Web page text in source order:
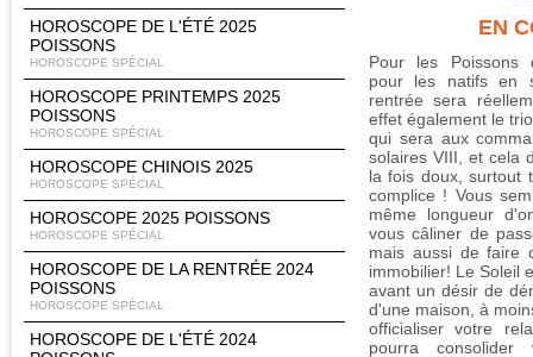
HOROSCOPE DE L'ÉTÉ 2025
POISSONS
HOROSCOPE SPÉCIAL
HOROSCOPE PRINTEMPS 2025
POISSONS
HOROSCOPE SPÉCIAL
HOROSCOPE CHINOIS 2025
HOROSCOPE SPÉCIAL
HOROSCOPE 2025 POISSONS
HOROSCOPE SPÉCIAL
HOROSCOPE DE LA RENTRÉE 2024
POISSONS
HOROSCOPE SPÉCIAL
HOROSCOPE DE L'ÉTÉ 2024
EN
Pour les Poissons
pour les natifs en
rentrée sera
effet également le
qui sera aux
solaires VIII, et cela
la fois doux, surtout
complice ! Vous
même longueur
vous câliner de
mais aussi de faire
immobilier! Le Soleil
avant un désir de
d'une maison, à
officialiser votre
pourra